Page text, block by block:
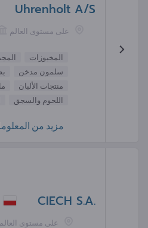
Uhrenholt A/S
على مستوى العالم
المخبوزات
سلمون مدخن
منتجات الألبان
اللحوم والسجق
مزيد من
CIECH S.A.
على مستوى العالم